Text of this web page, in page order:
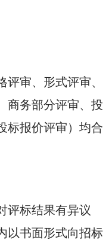
审、形式评审、
商务部分评审、投
标报价评审）均合
评标结果有异议
以书面形式向招标